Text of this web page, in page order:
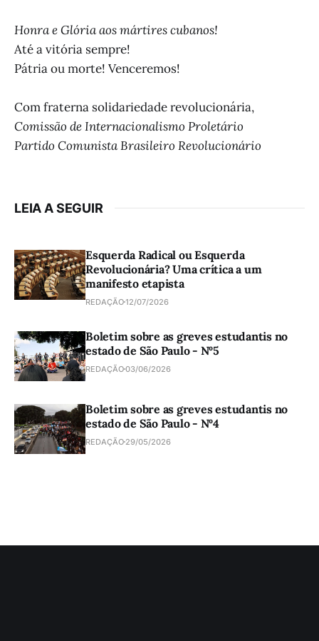
Honra e Glória aos mártires cubanos!
Até a vitória sempre!
Pátria ou morte! Venceremos!
Com fraterna solidariedade revolucionária,
Comissão de Internacionalismo Proletário
Partido Comunista Brasileiro Revolucionário
LEIA A SEGUIR
Esquerda Radical ou Esquerda
Revolucionária? Uma crítica a um
manifesto etapista
REDAÇÃO12/07/2026
Boletim sobre as greves estudantis no
estado de São Paulo - Nº5
REDAÇÃO03/06/2026
Boletim sobre as greves estudantis no
estado de São Paulo - Nº4
REDAÇÃO 29/05/2026